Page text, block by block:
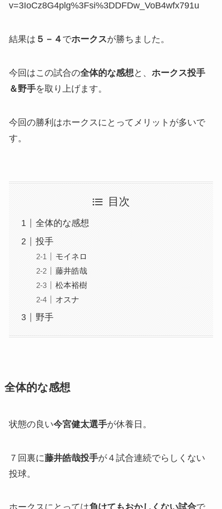
v=3IoCz8G4plg%3Fsi%3DDFDw_VoB4wfx791u
結果は ５－４ でホークスが勝ちました。
今回はこの試合の全体的な感想 と、 ホークス投手
＆野手を取り上げます。
今回の勝利はホークスにとってメリットが多いで
す。
目次
全体的な感想
投手
モイネロ
藤井皓哉
松本裕樹
オスナ
野手
全体的な感想
状態の良い今宮健太選手が休養日。
７回裏に藤井皓哉投手が４試合連続でらしくない
投球。